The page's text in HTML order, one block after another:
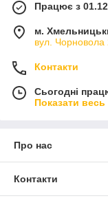
Працює з
м.
вул. Чорновола
Контакти
Сьогодні
Показати
Про нас
Контакти